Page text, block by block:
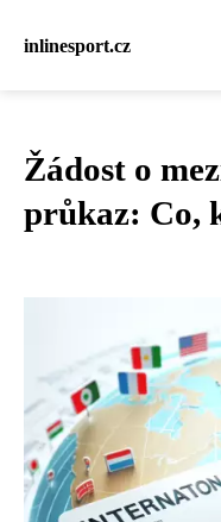
inlinesport.cz
Žádost o
průkaz: Co,